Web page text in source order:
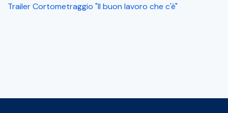
Trailer Cortometraggio "Il buon lavoro che c'è"